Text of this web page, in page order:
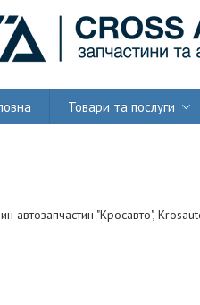
Товари та послуги
автозапчастин "Кросавто",